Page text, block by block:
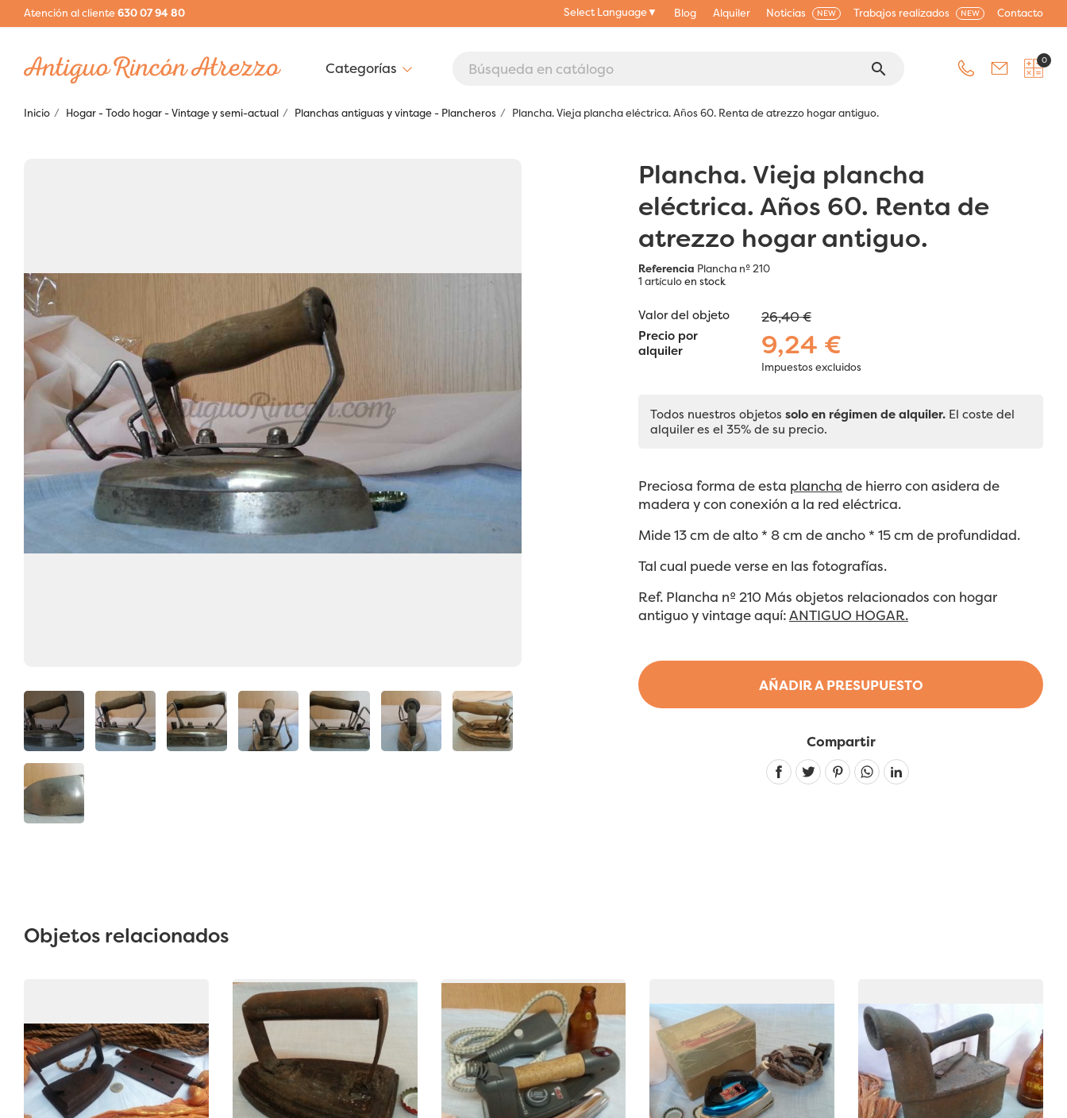
Atención al cliente630 07 94 80 Select Language▼ Blog Alquiler Noticias NEW Trabajos realizados NEW Contacto
search 0
Inicio Hogar - Todo hogar - Vintage y semi-actual Planchas antiguas y vintage - Plancheros Plancha. Vieja plancha eléctrica. Años 60. Renta de atrezzo hogar antiguo.
Plancha. Vieja plancha
eléctrica. Años 60. Renta de
atrezzo hogar antiguo.
Referencia Plancha nº 210
1 artículoen stock
AÑADIR A PRESUPUESTO
Valor del objeto 26,40 €
Precio por
alquiler
9,24 €
Impuestos excluidos
Todos nuestros objetos solo en régimen de alquiler. El coste del
alquiler es el 35% de su precio.
Preciosa forma de esta plancha de hierro con asidera de
madera y con conexión a la red eléctrica.
Mide 13 cm de alto * 8 cm de ancho * 15 cm de profundidad.
Tal cual puede verse en las fotografías.
Ref. Plancha nº 210 Más objetos relacionados con hogar
antiguo y vintage aquí:ANTIGUO HOGAR.
Compartir
Linkedin
Objetos relacionados